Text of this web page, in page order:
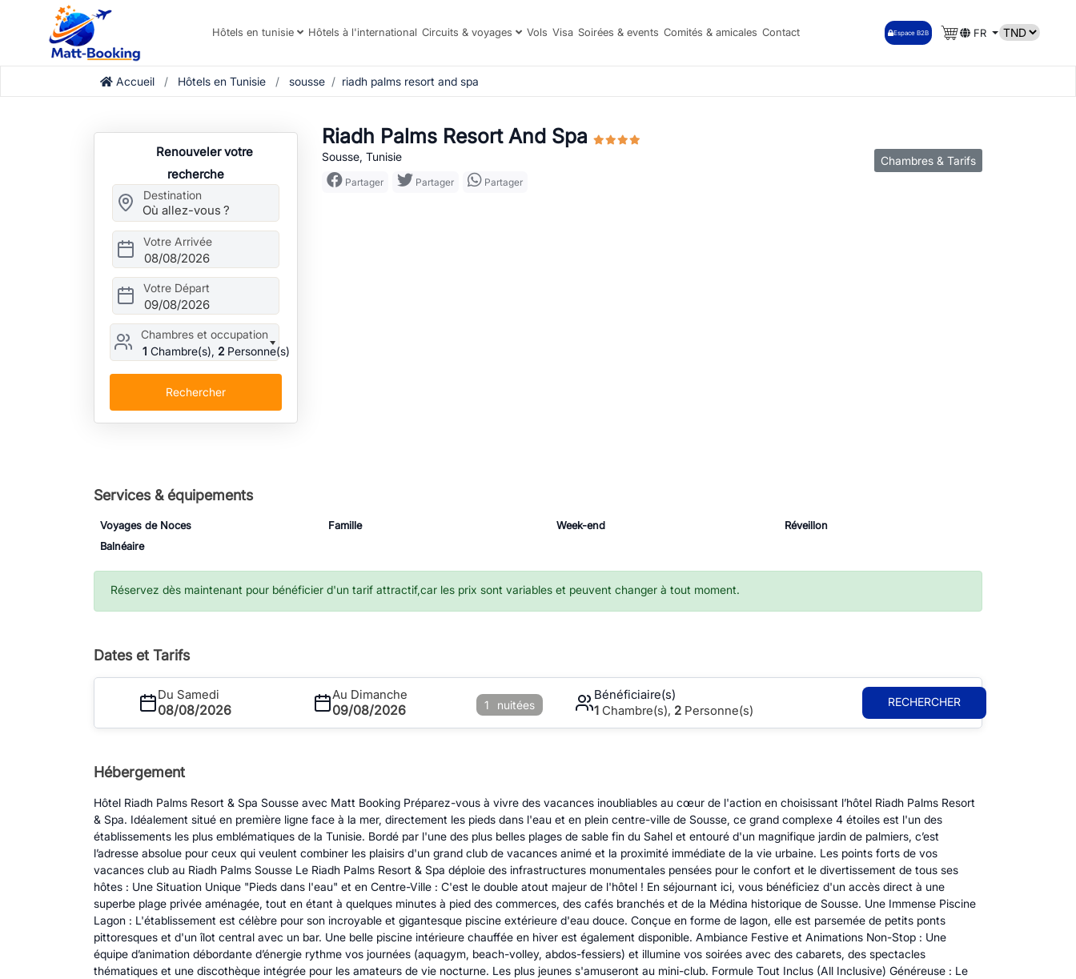
Hôtels en tunisie Hôtels à l'international Circuits & voyages Vols Visa Soirées & events Comités & amicales Contact Espace B2B FR
Accueil Hôtels en Tunisie sousse riadh palms resort and spa
Renouveler votre
recherche
Destination
Votre Arrivée
08/08/2026
Votre Départ
09/08/2026
Chambres et occupation
1 Chambre(s), 2 Personne(s)
Rechercher
Riadh Palms Resort And Spa
Sousse, Tunisie
Partager Partager Partager
Chambres & Tarifs
Services & équipements
Voyages de Noces Famille Week-end
Réveillon
Balnéaire
Réservez dès maintenant pour bénéficier d'un tarif attractif,car les prix sont variables et peuvent changer à tout moment.
Dates et Tarifs
Du Samedi
08/08/2026
Au Dimanche
09/08/2026 1 nuitées
Bénéficiaire(s)
1Chambre(s), 2 Personne(s)
RECHERCHER
Hébergement
Hôtel Riadh Palms Resort & Spa Sousse avec Matt Booking Préparez-vous à vivre des vacances inoubliables au cœur de l'action en choisissant l’hôtel Riadh Palms Resort
& Spa. Idéalement situé en première ligne face à la mer, directement les pieds dans l'eau et en plein centre-ville de Sousse, ce grand complexe 4 étoiles est l'un des
établissements les plus emblématiques de la Tunisie. Bordé par l'une des plus belles plages de sable fin du Sahel et entouré d'un magnifique jardin de palmiers, c’est
l’adresse absolue pour ceux qui veulent combiner les plaisirs d'un grand club de vacances animé et la proximité immédiate de la vie urbaine. Les points forts de vos
vacances club au Riadh Palms Sousse Le Riadh Palms Resort & Spa déploie des infrastructures monumentales pensées pour le confort et le divertissement de tous ses
hôtes : Une Situation Unique "Pieds dans l'eau" et en Centre-Ville : C'est le double atout majeur de l'hôtel ! En séjournant ici, vous bénéficiez d'un accès direct à une
superbe plage privée aménagée, tout en étant à quelques minutes à pied des commerces, des cafés branchés et de la Médina historique de Sousse. Une Immense Piscine
Lagon : L'établissement est célèbre pour son incroyable et gigantesque piscine extérieure d'eau douce. Conçue en forme de lagon, elle est parsemée de petits ponts
pittoresques et d'un îlot central avec un bar. Une belle piscine intérieure chauffée en hiver est également disponible. Ambiance Festive et Animations Non-Stop : Une
équipe d’animation débordante d’énergie rythme vos journées (aquagym, beach-volley, abdos-fessiers) et illumine vos soirées avec des cabarets, des spectacles
thématiques et une discothèque intégrée pour les amateurs de vie nocturne. Les plus jeunes s'amuseront au mini-club. Formule Tout Inclus (All Inclusive) Généreuse : Le